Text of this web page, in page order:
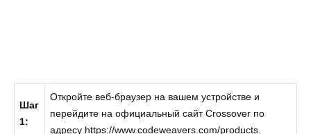
Шаг
1:
Откройте веб-браузер на вашем устройстве и
перейдите на официальный сайт Crossover по
адресу https://www.codeweavers.com/products